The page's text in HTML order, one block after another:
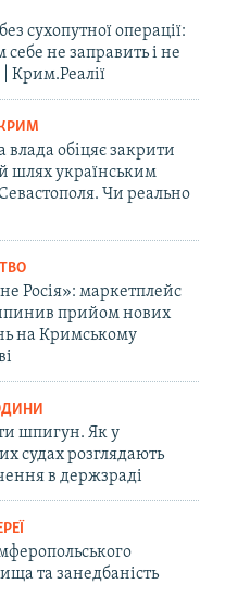
сухопутної операції:
не заправить і не
| Крим.Реалії
влада обіцяє закрити
шлях українським
Чи реально
Росія»: маркетплейс
прийом нових
на Кримському
шпигун. Як у
судах розглядають
в держзраді
та занедбаність